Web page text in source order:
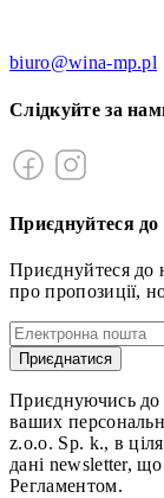
biuro@wina-mp.pl
Слідкуйте за
Приєднуйтеся
Приєднуйтеся до
про пропозиції,
Приєднатися
Приєднуючись до
ваших
z.o.o. Sp. k., в
дані newsletter, що
Регламентом.